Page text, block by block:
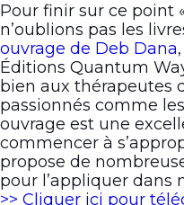
Pour finir sur ce point
n’oublions pas les
ouvrage de Deb Dana
Éditions Quantum
bien aux thérapeutes
passionnés comme
ouvrage est une
commencer à
propose de
pour l’appliquer dans
>> Cliquer ici pour